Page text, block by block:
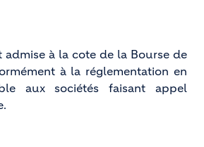
admise à la cote de la Bourse de
à la réglementation en
aux sociétés faisant appel